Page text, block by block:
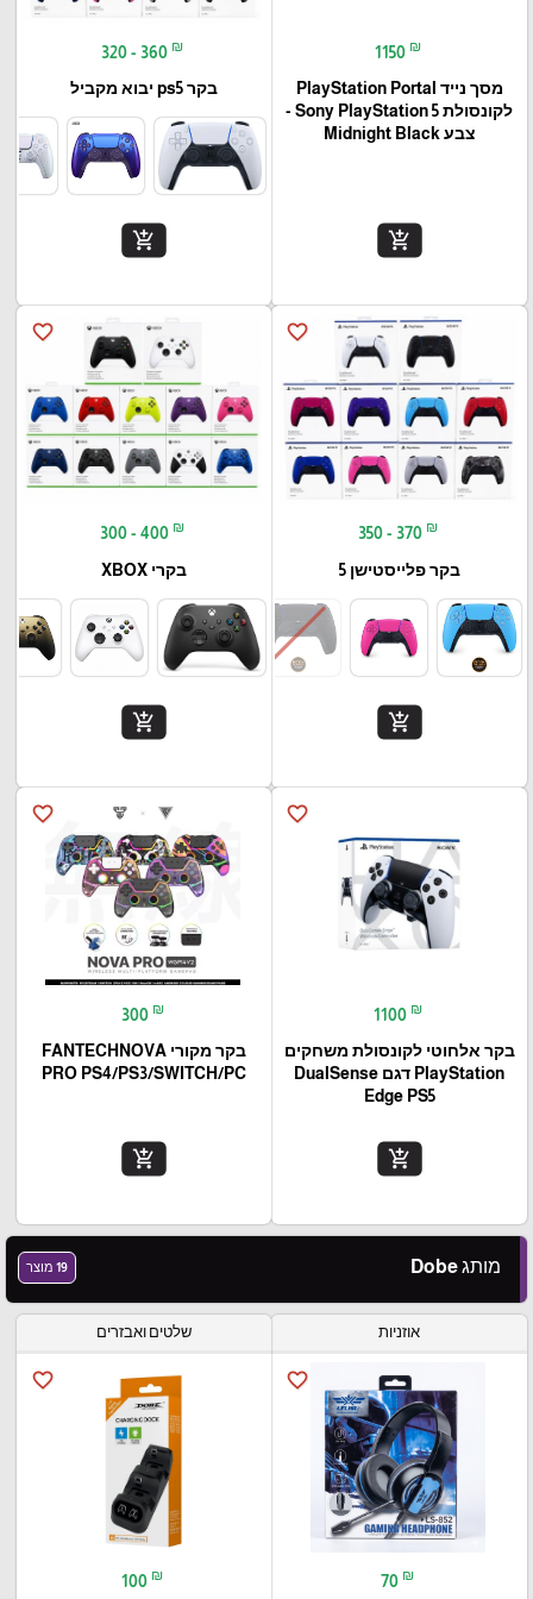
1150 ₪
מסך נייד PlayStation Portal‎
לקונסולת Sony PlayStation 5 -
צבע Midnight Black
add_shopping_cart
320 - 360 ₪
בקר ps5 יבוא מקביל
add_shopping_cart
favorite_border
350 - 370 ₪
בקר פלייסטישן 5
add_shopping_cart
favorite_border
300 - 400 ₪
בקרי XBOX
add_shopping_cart
favorite_border
1100 ₪
בקר אלחוטי לקונסולת משחקים
PlayStation דגם DualSense
Edge PS5
add_shopping_cart
favorite_border
300 ₪
בקר מקורי FANTECHNOVA
PRO PS4/PS3/SWITCH/PC
add_shopping_cart
מותג Dobe 19 מוצר
אוזניות
favorite_border
70 ₪
שלטים ואבזרים
favorite_border
100 ₪